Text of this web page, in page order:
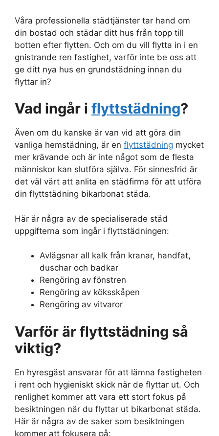
Våra professionella städtjänster tar hand om
din bostad och städar ditt hus från topp till
botten efter flytten. Och om du vill flytta in i en
gnistrande ren fastighet, varför inte be oss att
ge ditt nya hus en grundstädning innan du
flyttar in?
Vad ingår i flyttstädning?
Även om du kanske är van vid att göra din
vanliga hemstädning, är en flyttstädning mycket
mer krävande och är inte något som de flesta
människor kan slutföra själva. För sinnesfrid är
det väl värt att anlita en städfirma för att utföra
din flyttstädning bikarbonat städa.
Här är några av de specialiserade städ
uppgifterna som ingår i flyttstädningen:
Avlägsnar all kalk från kranar, handfat,
duschar och badkar
Rengöring av fönstren
Rengöring av köksskåpen
Rengöring av vitvaror
Varför är flyttstädning så
viktig?
En hyresgäst ansvarar för att lämna fastigheten
i rent och hygieniskt skick när de flyttar ut. Och
renlighet kommer att vara ett stort fokus på
besiktningen när du flyttar ut bikarbonat städa.
Här är några av de saker som besiktningen
kommer att fokusera på: